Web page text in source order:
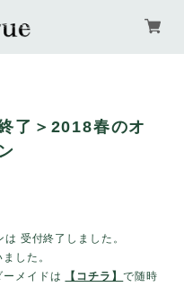
了＞2018春のオ
受付終了しました。
した。
メイドは
【コチラ】で随時